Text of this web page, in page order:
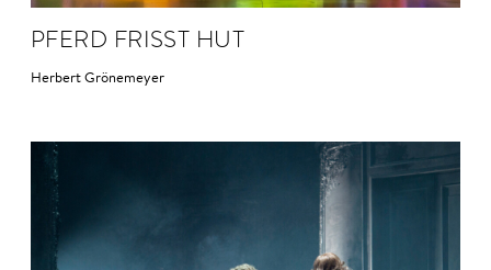
PFERD FRISST HUT
Herbert Grönemeyer